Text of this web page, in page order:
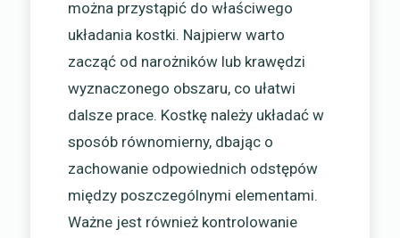
można przystąpić do właściwego
układania kostki. Najpierw warto
zacząć od narożników lub krawędzi
wyznaczonego obszaru, co ułatwi
dalsze prace. Kostkę należy układać w
sposób równomierny, dbając o
zachowanie odpowiednich odstępów
między poszczególnymi elementami.
Ważne jest również kontrolowanie